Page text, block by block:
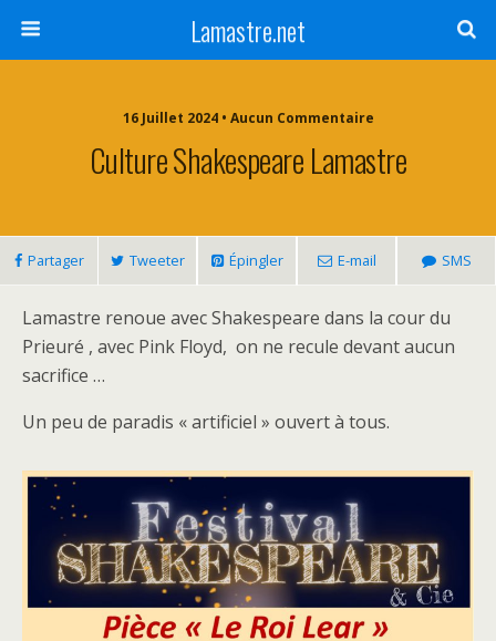
Lamastre.net
16 Juillet 2024 • Aucun Commentaire
Culture Shakespeare Lamastre
Partager Tweeter Épingler E-mail SMS
Lamastre renoue avec Shakespeare dans la cour du
Prieuré , avec Pink Floyd, on ne recule devant aucun
sacrifice …
Un peu de paradis « artificiel » ouvert à tous.